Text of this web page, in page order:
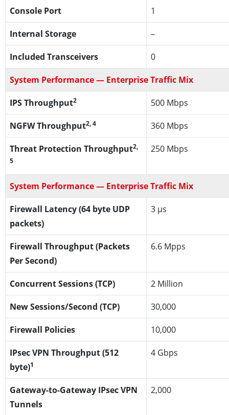
Console Port 1
Internal Storage –
Included Transceivers 0
System Performance — Enterprise Traffic Mix
IPS Throughput2 500 Mbps
NGFW Throughput2, 4 360 Mbps
Threat Protection Throughput2,
5
250 Mbps
System Performance — Enterprise Traffic Mix
Firewall Latency (64 byte UDP
packets)
3 μs
Firewall Throughput (Packets
Per Second)
6.6 Mpps
Concurrent Sessions (TCP) 2 Million
New Sessions/Second (TCP) 30,000
Firewall Policies 10,000
IPsec VPN Throughput (512
byte)1
4 Gbps
Gateway-to-Gateway IPsec VPN
Tunnels
2,000